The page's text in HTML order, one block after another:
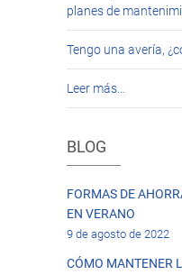
planes de
Tengo una avería,
Leer más…
BLOG
FORMAS DE
EN VERANO
9 de agosto de 2022
CÓMO MANTENER